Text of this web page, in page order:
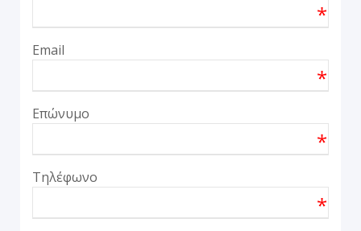
*
Email
*
Επώνυμο
*
Τηλέφωνο
*